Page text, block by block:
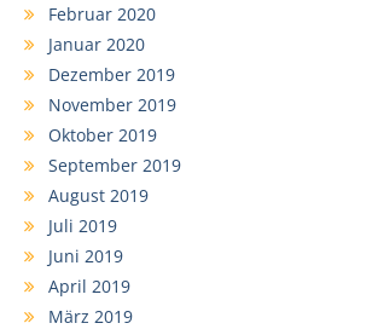
Februar 2020
Januar 2020
Dezember 2019
November 2019
Oktober 2019
September 2019
August 2019
Juli 2019
Juni 2019
April 2019
März 2019